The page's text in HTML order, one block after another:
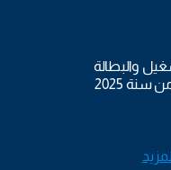
والبطالة
سنة 2025